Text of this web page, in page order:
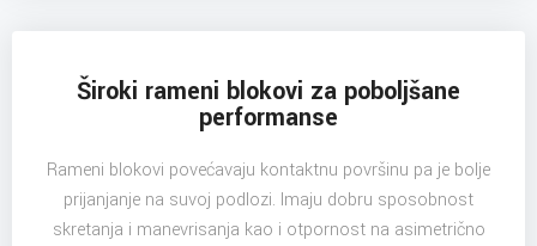
Široki rameni blokovi za poboljšane
performanse
Rameni blokovi povećavaju kontaktnu površinu pa je bolje
prijanjanje na suvoj podlozi. Imaju dobru sposobnost
skretanja i manevrisanja kao i otpornost na asimetrično